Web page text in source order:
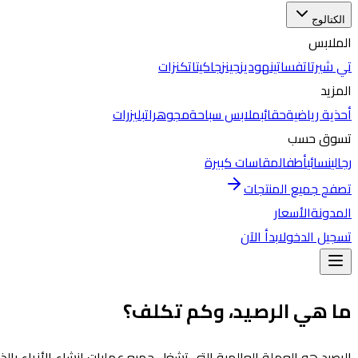
الكتالوج
الملابس
تي شيرتاتفساتينهوديزجينزجاكيتاتكنزات
المزيد
أحذية رياضيةحقائبملابس سباحةمجوهراتبليزرات
تسوق حسب
رجالينسائيأطفالمقاسات كبيرة
تصفح جميع المنتجات
المدونةالأسعار
تسجيل الدخولابدأ الآن
ما هي الرصيد، وكم تكلف؟